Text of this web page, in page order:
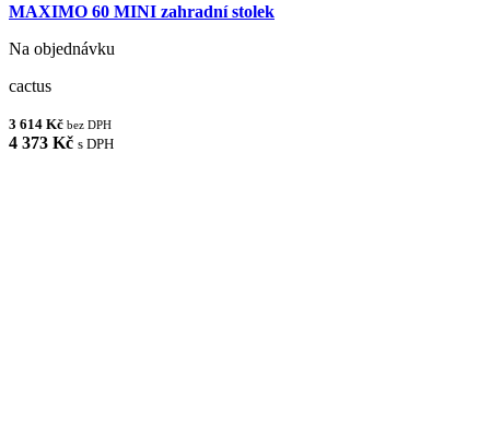
MAXIMO 60 MINI zahradní stolek
Na objednávku
cactus
3 614 Kč bez DPH
4 373 Kč s DPH